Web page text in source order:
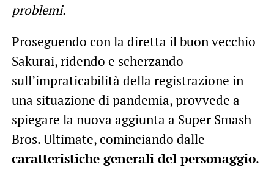
problemi.
Proseguendo con la diretta il buon vecchio
Sakurai, ridendo e scherzando
sull’impraticabilità della registrazione in
una situazione di pandemia, provvede a
spiegare la nuova aggiunta a Super Smash
Bros. Ultimate, cominciando dalle
caratteristiche generali del personaggio.